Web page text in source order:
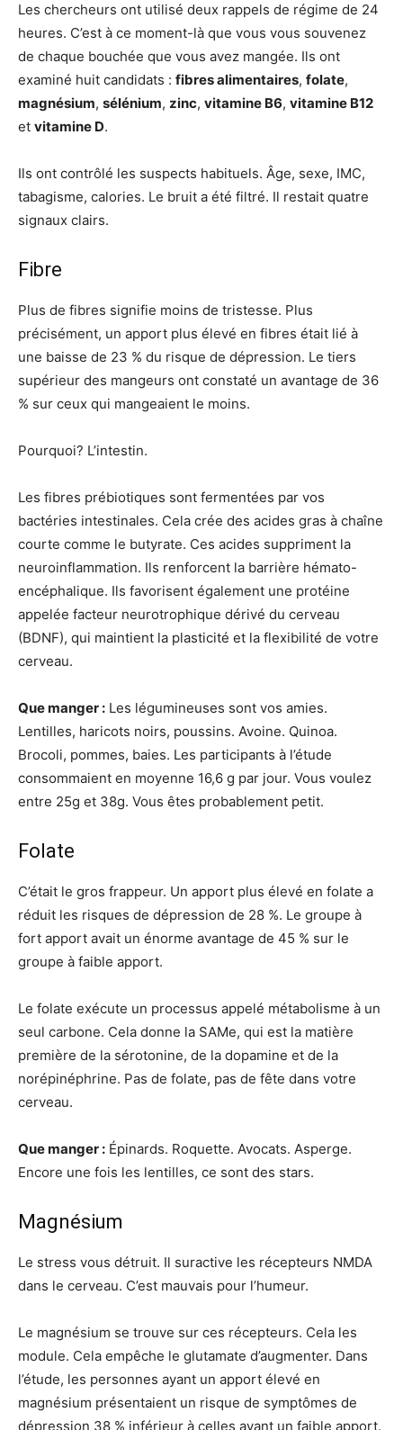
Les chercheurs ont utilisé deux rappels de régime de 24
heures. C’est à ce moment-là que vous vous souvenez
de chaque bouchée que vous avez mangée. Ils ont
examiné huit candidats : fibres alimentaires, folate,
magnésium, sélénium, zinc, vitamine B6, vitamine B12
et vitamine D.
Ils ont contrôlé les suspects habituels. Âge, sexe, IMC,
tabagisme, calories. Le bruit a été filtré. Il restait quatre
signaux clairs.
Fibre
Plus de fibres signifie moins de tristesse. Plus
précisément, un apport plus élevé en fibres était lié à
une baisse de 23 % du risque de dépression. Le tiers
supérieur des mangeurs ont constaté un avantage de 36
% sur ceux qui mangeaient le moins.
Pourquoi? L’intestin.
Les fibres prébiotiques sont fermentées par vos
bactéries intestinales. Cela crée des acides gras à chaîne
courte comme le butyrate. Ces acides suppriment la
neuroinflammation. Ils renforcent la barrière hémato-
encéphalique. Ils favorisent également une protéine
appelée facteur neurotrophique dérivé du cerveau
(BDNF), qui maintient la plasticité et la flexibilité de votre
cerveau.
Que manger : Les légumineuses sont vos amies.
Lentilles, haricots noirs, poussins. Avoine. Quinoa.
Brocoli, pommes, baies. Les participants à l’étude
consommaient en moyenne 16,6 g par jour. Vous voulez
entre 25g et 38g. Vous êtes probablement petit.
Folate
C’était le gros frappeur. Un apport plus élevé en folate a
réduit les risques de dépression de 28 %. Le groupe à
fort apport avait un énorme avantage de 45 % sur le
groupe à faible apport.
Le folate exécute un processus appelé métabolisme à un
seul carbone. Cela donne la SAMe, qui est la matière
première de la sérotonine, de la dopamine et de la
norépinéphrine. Pas de folate, pas de fête dans votre
cerveau.
Que manger : Épinards. Roquette. Avocats. Asperge.
Encore une fois les lentilles, ce sont des stars.
Magnésium
Le stress vous détruit. Il suractive les récepteurs NMDA
dans le cerveau. C’est mauvais pour l’humeur.
Le magnésium se trouve sur ces récepteurs. Cela les
module. Cela empêche le glutamate d’augmenter. Dans
l’étude, les personnes ayant un apport élevé en
magnésium présentaient un risque de symptômes de
dépression 38 % inférieur à celles ayant un faible apport.